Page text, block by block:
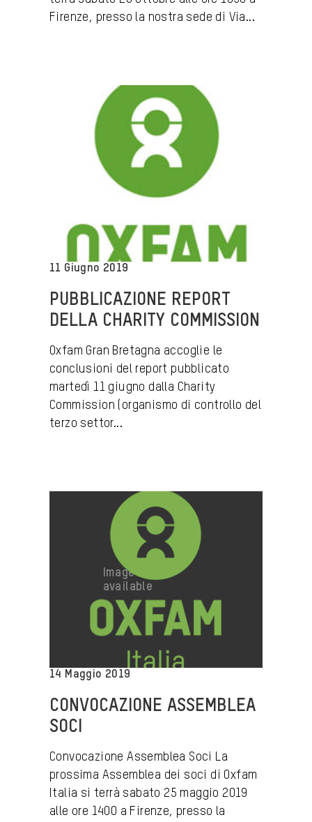
Firenze, presso la nostra sede di Via...
11 Giugno 2019
PUBBLICAZIONE REPORT
DELLA CHARITY COMMISSION
Oxfam Gran Bretagna accoglie le
conclusioni del report pubblicato
martedì 11 giugno dalla Charity
Commission (organismo di controllo del
terzo settor...
14 Maggio 2019
CONVOCAZIONE ASSEMBLEA
SOCI
Convocazione Assemblea Soci La
prossima Assemblea dei soci di Oxfam
Italia si terrà sabato 25 maggio 2019
alle ore 1400 a Firenze, presso la